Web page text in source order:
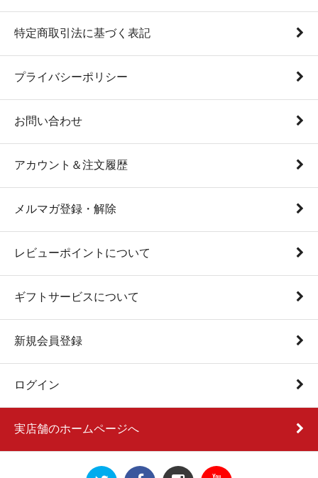
特定商取引法に基づく表記
プライバシーポリシー
お問い合わせ
アカウント＆注文履歴
メルマガ登録・解除
レビューポイントについて
ギフトサービスについて
新規会員登録
ログイン
実店舗のホームページへ